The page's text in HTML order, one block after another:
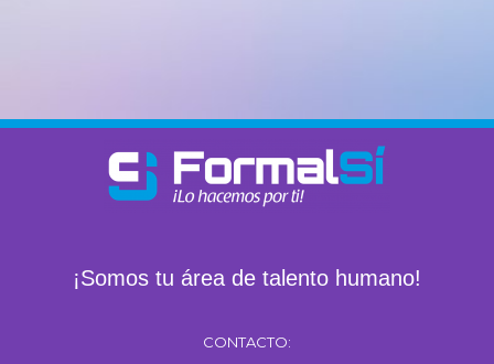
¡Somos tu área de talento humano!
CONTACTO: